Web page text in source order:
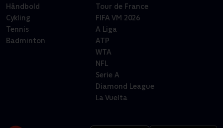
Håndbold
Cykling
Tennis
Badminton
Tour de France
FIFA VM 2026
A Liga
ATP
WTA
NFL
Serie A
Diamond League
La Vuelta